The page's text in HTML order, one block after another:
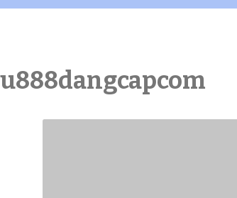
Хід проекту
Заходи
u888dangcapcom